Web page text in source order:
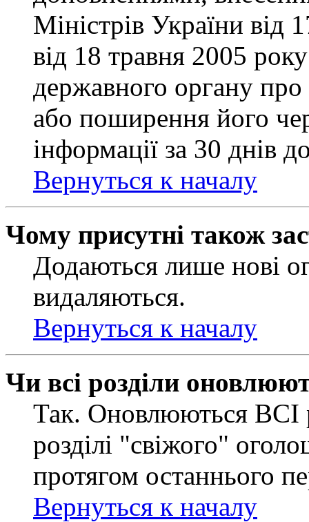
Міністрів України від
від 18 травня 2005
державного органу
або поширення його
інформації за 30 днів
Вернуться к началу
Чому присутні також
Додаються лише нові
видаляються.
Вернуться к началу
Чи всі розділи
Так. Оновлюються ВСІ
розділі "свіжого"
протягом останнього
Вернуться к началу